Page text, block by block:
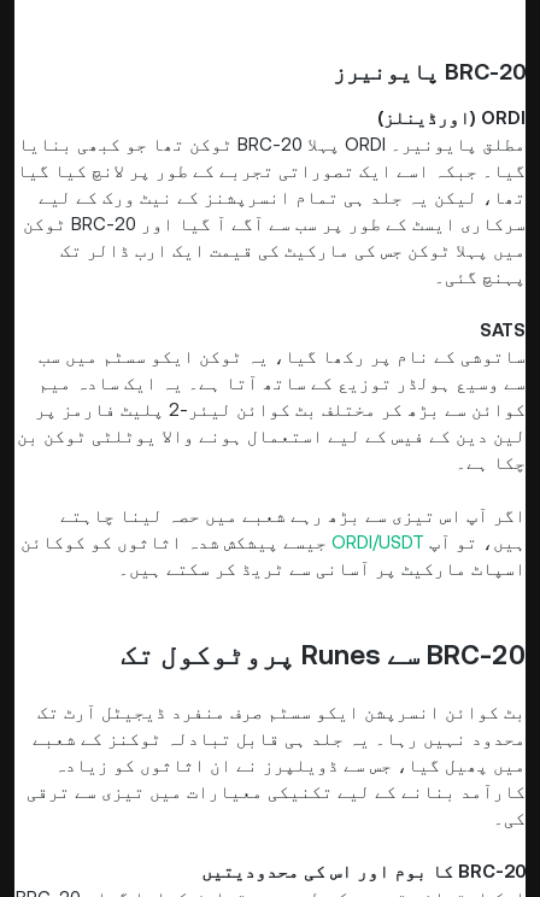
BRC-20 پایونیرز
ORDI (اورڈینلز)
مطلق پایونیر۔ ORDI پہلا BRC-20 ٹوکن تھا جو کبھی بنایا
گیا۔ جبکہ اسے ایک تصوراتی تجربے کے طور پر لانچ کیا گیا
تھا، لیکن یہ جلد ہی تمام انسرپشنز کے نیٹ ورک کے لیے
سرکاری ایسٹ کے طور پر سب سے آگے آ گیا اور BRC-20 ٹوکن
میں پہلا ٹوکن جس کی مارکیٹ کی قیمت ایک ارب ڈالر تک
پہنچ گئی۔
SATS
ساتوشی کے نام پر رکھا گیا، یہ ٹوکن ایکو سسٹم میں سب
سے وسیع ہولڈر توزیع کے ساتھ آتا ہے۔ یہ ایک سادہ میم
کوائن سے بڑھ کر مختلف بٹ کوائن لیئر-2 پلیٹ فارمز پر
لین دین کے فیس کے لیے استعمال ہونے والا یوٹلٹی ٹوکن بن
چکا ہے۔
اگر آپ اس تیزی سے بڑھ رہے شعبے میں حصہ لینا چاہتے
ہیں، تو آپ ORDI/USDT جیسے پیشکش شدہ اثاثوں کو کوکائن
اسپاٹ مارکیٹ پر آسانی سے ٹریڈ کر سکتے ہیں۔
BRC-20 سے Runes پروٹوکول تک
بٹ کوائن انسرپشن ایکو سسٹم صرف منفرد ڈیجیٹل آرٹ تک
محدود نہیں رہا۔ یہ جلد ہی قابل تبادلہ ٹوکنز کے شعبے
میں پھیل گیا، جس سے ڈویلپرز نے ان اثاثوں کو زیادہ
کارآمد بنانے کے لیے تکنیکی معیارات میں تیزی سے ترقی
کی۔
BRC-20 کا بوم اور اس کی محدودیتیں